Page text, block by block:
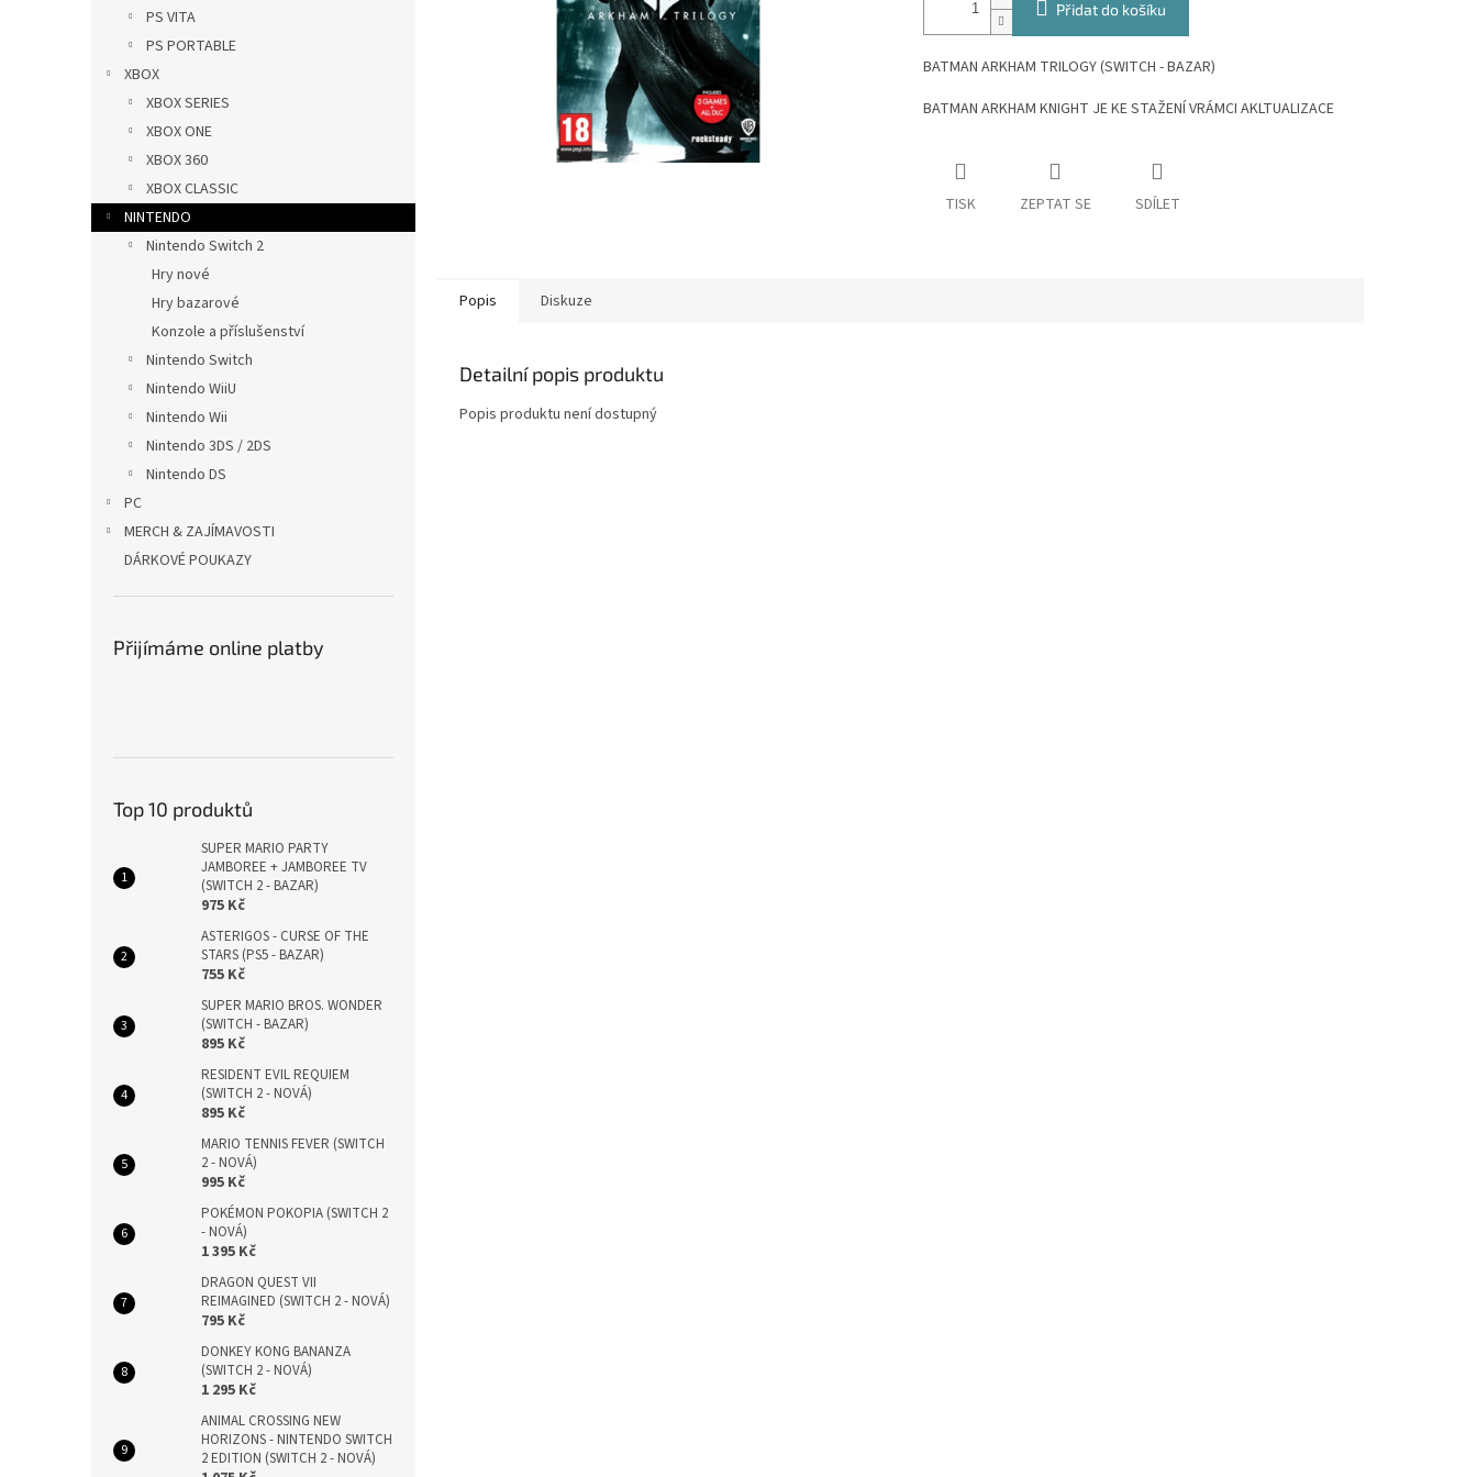
PS VITA
PS PORTABLE
XBOX
XBOX SERIES
XBOX ONE
XBOX 360
XBOX CLASSIC
NINTENDO
Nintendo Switch 2
Hry nové
Hry bazarové
Konzole a příslušenství
Nintendo Switch
Nintendo WiiU
Nintendo Wii
Nintendo 3DS / 2DS
Nintendo DS
PC
MERCH & ZAJÍMAVOSTI
DÁRKOVÉ POUKAZY
Přijímáme online platby
Top 10 produktů
SUPER MARIO PARTY
JAMBOREE + JAMBOREE TV
(SWITCH 2 - BAZAR)
975 Kč
ASTERIGOS - CURSE OF THE
STARS (PS5 - BAZAR)
755 Kč
SUPER MARIO BROS. WONDER
(SWITCH - BAZAR)
895 Kč
RESIDENT EVIL REQUIEM
(SWITCH 2 - NOVÁ)
895 Kč
MARIO TENNIS FEVER (SWITCH
2 - NOVÁ)
995 Kč
POKÉMON POKOPIA (SWITCH 2
- NOVÁ)
1 395 Kč
DRAGON QUEST VII
REIMAGINED (SWITCH 2 - NOVÁ)
795 Kč
DONKEY KONG BANANZA
(SWITCH 2 - NOVÁ)
1 295 Kč
ANIMAL CROSSING NEW
HORIZONS - NINTENDO SWITCH
2 EDITION (SWITCH 2 - NOVÁ)
Přidat do košíku
BATMAN ARKHAM TRILOGY (SWITCH - BAZAR)
BATMAN ARKHAM KNIGHT JE KE STAŽENÍ VRÁMCI AKLTUALIZACE
TISK ZEPTAT SE SDÍLET
Popis Diskuze
Detailní popis produktu
Popis produktu není dostupný